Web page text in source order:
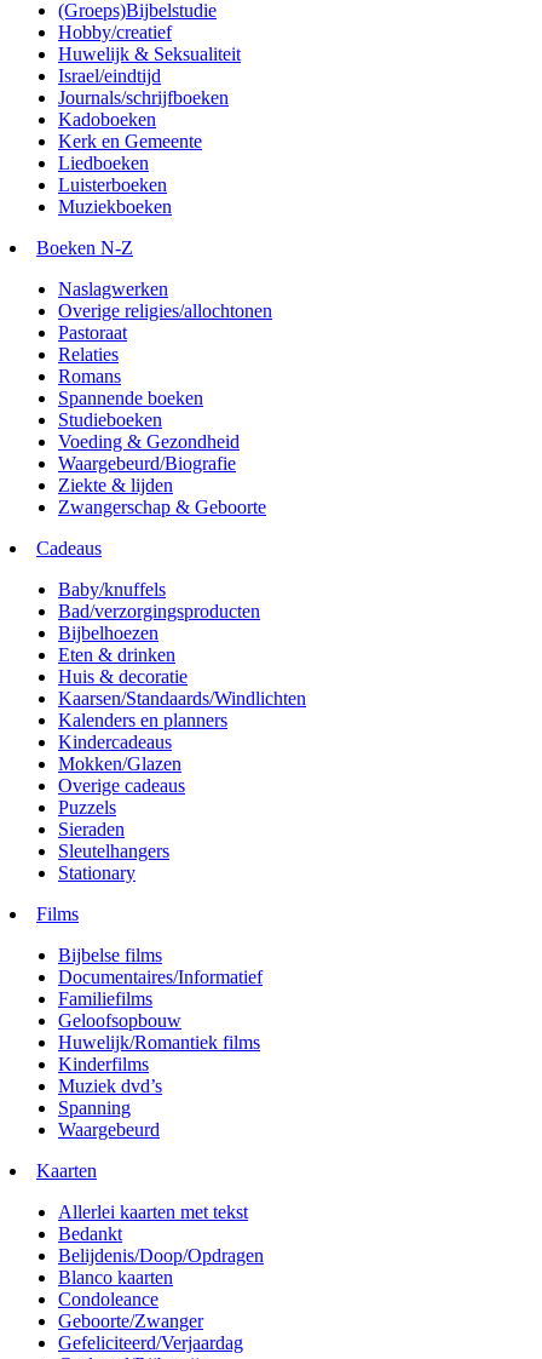
(Groeps)Bijbelstudie
Hobby/creatief
Huwelijk & Seksualiteit
Israel/eindtijd
Journals/schrijfboeken
Kadoboeken
Kerk en Gemeente
Liedboeken
Luisterboeken
Muziekboeken
Boeken N-Z
Naslagwerken
Overige religies/allochtonen
Pastoraat
Relaties
Romans
Spannende boeken
Studieboeken
Voeding & Gezondheid
Waargebeurd/Biografie
Ziekte & lijden
Zwangerschap & Geboorte
Cadeaus
Baby/knuffels
Bad/verzorgingsproducten
Bijbelhoezen
Eten & drinken
Huis & decoratie
Kaarsen/Standaards/Windlichten
Kalenders en planners
Kindercadeaus
Mokken/Glazen
Overige cadeaus
Puzzels
Sieraden
Sleutelhangers
Stationary
Films
Bijbelse films
Documentaires/Informatief
Familiefilms
Geloofsopbouw
Huwelijk/Romantiek films
Kinderfilms
Muziek dvd’s
Spanning
Waargebeurd
Kaarten
Allerlei kaarten met tekst
Bedankt
Belijdenis/Doop/Opdragen
Blanco kaarten
Condoleance
Geboorte/Zwanger
Gefeliciteerd/Verjaardag